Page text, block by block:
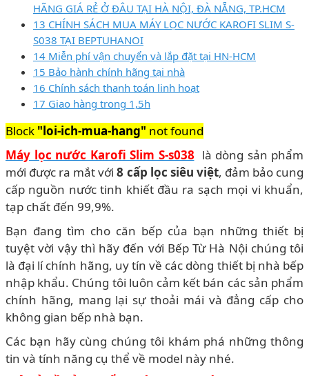
HÃNG GIÁ RẺ Ở ĐÂU TẠI HÀ NỘI, ĐÀ NẴNG, TP.HCM
13 CHÍNH SÁCH MUA MÁY LỌC NƯỚC KAROFI SLIM S-
S038 TẠI BEPTUHANOI
14 Miễn phí vận chuyển và lắp đặt tại HN-HCM
15 Bảo hành chính hãng tại nhà
16 Chính sách thanh toán linh hoạt
17 Giao hàng trong 1,5h
Block "loi-ich-mua-hang" not found
Máy lọc nước Karofi Slim S-s038 là dòng sản phẩm
mới được ra mắt với8 cấp lọc siêu việt, đảm bảo cung
cấp nguồn nước tinh khiết đầu ra sạch mọi vi khuẩn,
tạp chất đến 99,9%.
Bạn đang tìm cho căn bếp của bạn những thiết bị
tuyệt vời vậy thì hãy đến với Bếp Từ Hà Nội chúng tôi
là đại lí chính hãng, uy tín về các dòng thiết bị nhà bếp
nhập khẩu. Chúng tôi luôn cảm kết bán các sản phẩm
chính hãng, mang lại sự thoải mái và đẳng cấp cho
không gian bếp nhà bạn.
Các bạn hãy cùng chúng tôi khám phá những thông
tin và tính năng cụ thể về model này nhé.